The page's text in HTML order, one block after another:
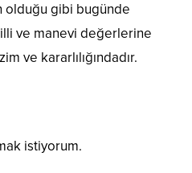
olduğu gibi bugünde
ve manevi değerlerine
ve kararlılığındadır.
istiyorum.